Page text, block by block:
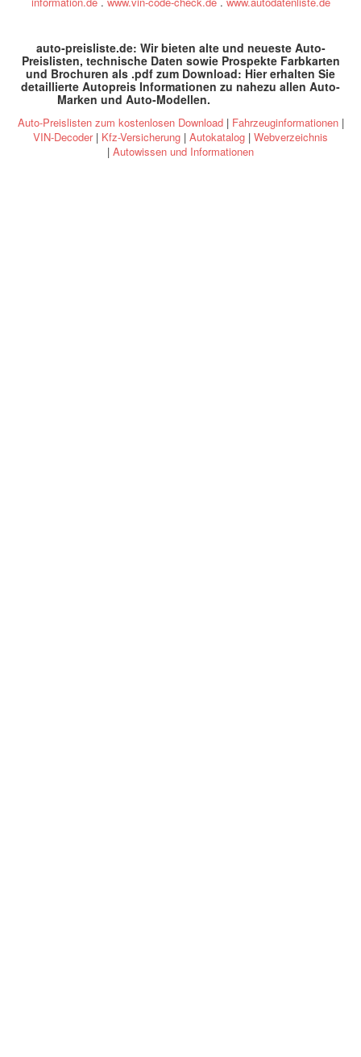
auto-preisliste.de: Wir bieten alte und neueste Auto-
Preislisten, technische Daten sowie Prospekte Farbkarten
und Brochuren als .pdf zum Download: Hier erhalten Sie
detaillierte Autopreis Informationen zu nahezu allen Auto-
Marken und Auto-Modellen.
Auto-Preislisten zum kostenlosen Download| Fahrzeuginformationen|
VIN-Decoder| Kfz-Versicherung | Autokatalog | Webverzeichnis
| Autowissen und Informationen